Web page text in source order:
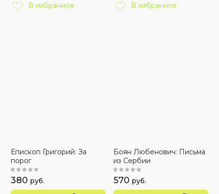
В избранное В избранное
Епископ Григорий: За
порог
380 руб.
Боян Любенович: Письма
из Сербии
570 руб.